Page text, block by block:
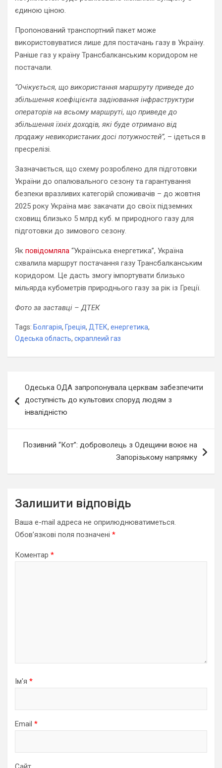
єдиною ціною.
Пропонований транспортний пакет може
використовуватися лише для постачань газу в Україну.
Раніше газ у країну Трансбалканським коридором не
постачали.
“Очікується, що використання маршруту приведе до
збільшення коефіцієнта задіювання інфраструктури
операторів на всьому маршруті, що приведе до
збільшення їхніх доходів, які буде отримано від
продажу невикористаних досі потужностей”, – ідеться в
пресрелізі.
Зазначається, що схему розроблено для підготовки
України до опалювального сезону та гарантування
безпеки вразливих категорій споживачів – до жовтня
2025 року Україна має закачати до своїх підземних
сховищ близько 5 млрд куб. м природного газу для
підготовки до зимового сезону.
Як повідомляла “Українська енергетика”, Україна
схвалила маршрут постачання газу Трансбалканським
коридором. Це дасть змогу імпортувати близько
мільярда кубометрів природнього газу за рік із Греції.
Фото за заставці – ДТЕК
Tags: Болгарія, Греція, ДТЕК, енергетика,
Одеська область, скраплеий газ
записів
Одеська ОДА запропонувала церквам забезпечити
доступність до культових споруд людям з
інвалідністю
Позивний “Кот”: доброволець з Одещини воює на
Запорізькому напрямку
Залишити відповідь
Ваша e-mail адреса не оприлюднюватиметься.
Обов’язкові поля позначені *
Коментар *
Ім'я *
Email *